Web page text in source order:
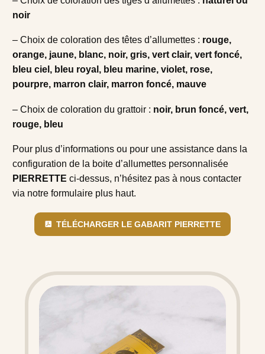
noir
– Choix de coloration des têtes d’allumettes : rouge,
orange, jaune, blanc, noir, gris, vert clair, vert foncé,
bleu ciel, bleu royal, bleu marine, violet, rose,
pourpre, marron clair, marron foncé, mauve
– Choix de coloration du grattoir : noir, brun foncé, vert,
rouge, bleu
Pour plus d’informations ou pour une assistance dans la
configuration de la boite d’allumettes personnalisée
PIERRETTE ci-dessus, n’hésitez pas à nous contacter
via notre formulaire plus haut.
TÉLÉCHARGER LE GABARIT PIERRETTE